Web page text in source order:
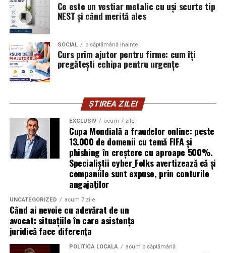
izolarea site-urilor compromise. Dar phishingul nu
exploatează doar serverele, ci mai ales oamenii. Niciun
furnizor de hosting nu poate opri un utilizator să își
introducă parola pe o pagină clonată. În acel moment,
vigilența utilizatorului rămâne prima linie de apărare”,
explică Horațiu Șimon, Chief Technology Officer
cyber_Folks România.
Subiectul a fost semnalat și de FBI, care a inclus în
informările din ultima lună amenințările asociate
turneului, de la fraude online și furtul datelor până la
operațiuni de dezinformare.
Avertismentele publice s-au concentrat în principal
asupra fanilor și infrastructurii orașelor gazdă, însă
specialiștii atrag atenția că firmele pot fi afectate
inclusiv atunci când nu au nicio legătură directă cu
industria sportului, turismului sau vânzarea de bilete.
Atacurile sunt mai eficiente în contextul
evenimentelor globale
Ce este un vestiar metalic cu uși scurte tip
NEST și când merită ales
SOCIAL o săptămână inainte
Curs prim ajutor pentru firme: cum îți
pregătești echipa pentru urgențe
ȘTIREA ZILEI
EXCLUSIV acum 7 zile
Cupa Mondială a fraudelor online: peste
13.000 de domenii cu temă FIFA și
phishing în creștere cu aproape 500%.
Specialiștii cyber_Folks avertizează că și
companiile sunt expuse, prin conturile
angajaților
UNCATEGORIZED acum 7 zile
Când ai nevoie cu adevărat de un
avocat: situațiile în care asistența
juridică face diferența
POLITICĂ LOCALĂ acum o săptămână